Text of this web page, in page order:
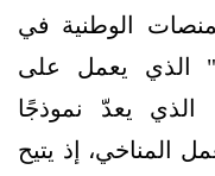
الوطنية في
الذي يعمل على
الذي يعدّ نموذجًا
المناخي، إذ يتيح